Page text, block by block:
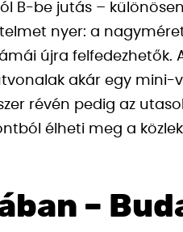
B-be jutás –
nyer: a
újra felfedezhetők.
akár egy mini-
révén pedig az
élheti meg a
–